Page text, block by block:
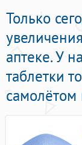
Только
аптеке. У
таблетки